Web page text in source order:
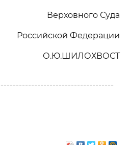
Верховного Суда
Российской Федерации
О.Ю.ШИЛОХВОСТ